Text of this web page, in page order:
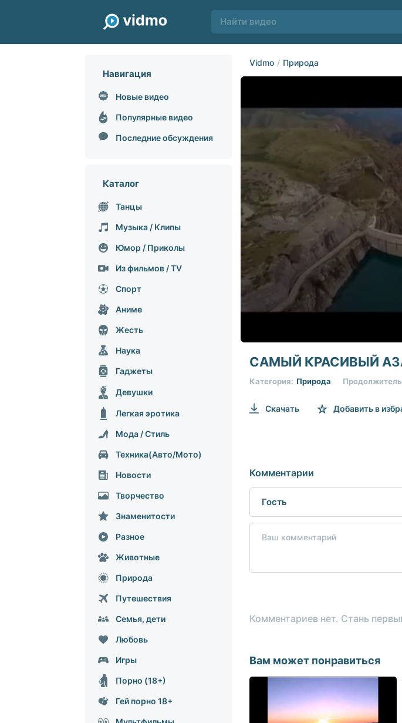
Навигация
Новые видео
Популярные видео
Последние обсуждения
Каталог
Танцы
Музыка / Клипы
Юмор / Приколы
Из фильмов / TV
Спорт
Аниме
Жесть
Наука
Гаджеты
Девушки
Легкая эротика
Мода / Стиль
Техника(Авто/Мото)
Hовости
Творчество
Знаменитости
Разное
Животные
Природа
Путешествия
Семья, дети
Любовь
Игры
Порно (18+)
Гей порно 18+
Vidmo Природа
0
seconds
secondsVolume
САМЫЙ КРАСИВЫЙ
Категория: Природа
Скачать Добавить в
Комментарии
Комментариев нет. Стань
Вам может понравиться